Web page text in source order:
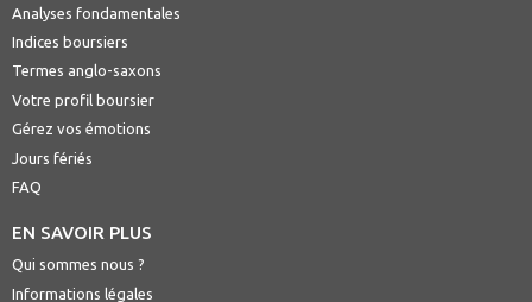
Analyses fondamentales
Indices boursiers
Termes anglo-saxons
Votre profil boursier
Gérez vos émotions
Jours fériés
FAQ
EN SAVOIR PLUS
Qui sommes nous ?
Informations légales